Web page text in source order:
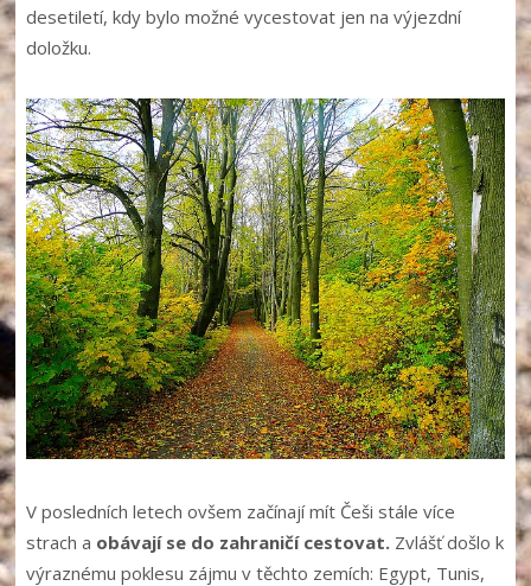
desetiletí, kdy bylo možné vycestovat jen na výjezdní
doložku.
V posledních letech ovšem začínají mít Češi stále více
strach a obávají se do zahraničí cestovat.Zvlášť došlo k
výraznému poklesu zájmu v těchto zemích: Egypt, Tunis,